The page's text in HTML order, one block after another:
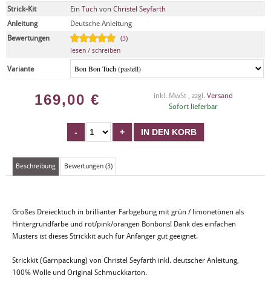
Strick-Kit Ein Tuch von Christel Seyfarth
Anleitung
Deutsche Anleitung
Bewertungen
(3)
lesen / schreiben
Variante
169,00 € inkl. MwSt , zzgl. Versand
Sofort lieferbar
Beschreibung Bewertungen (3)
Großes Dreiecktuch in brillianter Farbgebung mit grün / limonetönen als
Hintergrundfarbe und rot/pink/orangen Bonbons! Dank des einfachen
Musters ist dieses Strickkit auch für Anfänger gut geeignet.
Strickkit (Garnpackung) von Christel Seyfarth inkl. deutscher Anleitung,
100% Wolle und Original Schmuckkarton.